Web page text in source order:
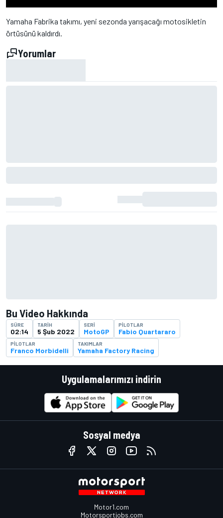
Yamaha Fabrika takımı, yeni sezonda yarışacağı motosikletin
örtüsünü kaldırdı.
Yorumlar
Bu Video Hakkında
SÜRE
02:14
TARIH
5 Şub 2022
SERI
MotoGP
PILOTLAR
Fabio Quartararo
PILOTLAR
Franco Morbidelli
TAKIMLAR
Yamaha Factory Racing
Uygulamalarımızı indirin
Sosyal medya
Motor1.com
Motorsportjobs.com